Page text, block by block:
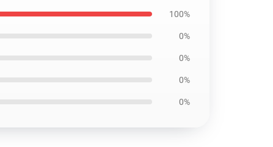
100%
0%
0%
0%
0%